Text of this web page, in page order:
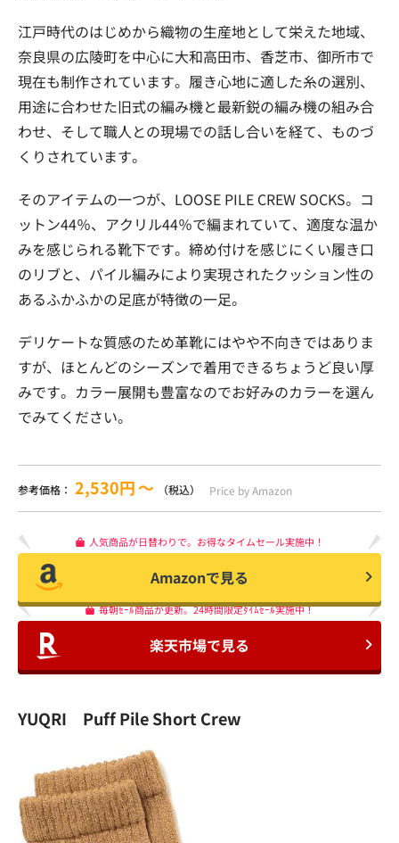
江戸時代のはじめから織物の生産地として栄えた地域、
奈良県の広陵町を中心に大和高田市、香芝市、御所市で
現在も制作されています。履き心地に適した糸の選別、
用途に合わせた旧式の編み機と最新鋭の編み機の組み合
わせ、そして職人との現場での話し合いを経て、ものづ
くりされています。
そのアイテムの一つが、LOOSE PILE CREW SOCKS。コ
ットン44％、アクリル44％で編まれていて、適度な温か
みを感じられる靴下です。締め付けを感じにくい履き口
のリブと、パイル編みにより実現されたクッション性の
あるふかふかの足底が特徴の一足。
デリケートな質感のため革靴にはやや不向きではありま
すが、ほとんどのシーズンで着用できるちょうど良い厚
みです。カラー展開も豊富なのでお好みのカラーを選ん
でみてください。
参考価格： 2,530円〜 （税込） Price by Amazon
人気商品が日替わりで。お得なタイムセール実施中！
Amazonで見る
毎朝ｾｰﾙ商品が更新。24時間限定ﾀｲﾑｾｰﾙ実施中！
楽天市場で見る
YUQRI Puff Pile Short Crew